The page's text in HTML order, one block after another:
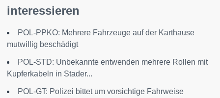
interessieren
POL-PPKO: Mehrere Fahrzeuge auf der Karthause
mutwillig beschädigt
POL-STD: Unbekannte entwenden mehrere Rollen mit
Kupferkabeln in Stader...
POL-GT: Polizei bittet um vorsichtige Fahrweise